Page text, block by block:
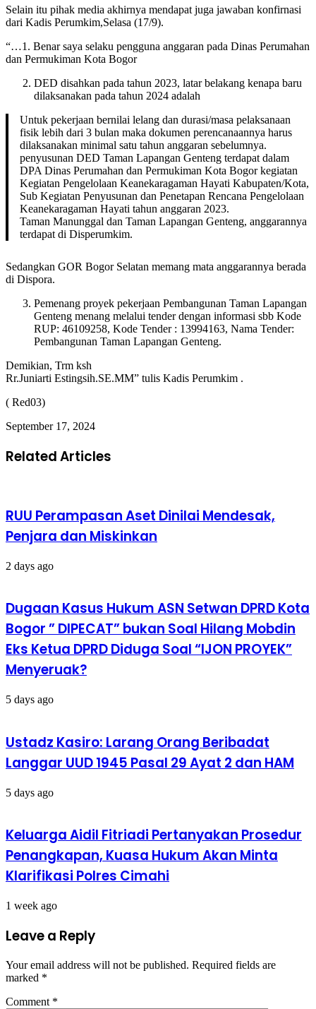
Selain itu pihak media akhirnya mendapat juga jawaban konfirnasi
dari Kadis Perumkim,Selasa (17/9).
“…1. Benar saya selaku pengguna anggaran pada Dinas Perumahan
dan Permukiman Kota Bogor
DED disahkan pada tahun 2023, latar belakang kenapa baru
dilaksanakan pada tahun 2024 adalah
Untuk pekerjaan bernilai lelang dan durasi/masa pelaksanaan
fisik lebih dari 3 bulan maka dokumen perencanaannya harus
dilaksanakan minimal satu tahun anggaran sebelumnya.
penyusunan DED Taman Lapangan Genteng terdapat dalam
DPA Dinas Perumahan dan Permukiman Kota Bogor kegiatan
Kegiatan Pengelolaan Keanekaragaman Hayati Kabupaten/Kota,
Sub Kegiatan Penyusunan dan Penetapan Rencana Pengelolaan
Keanekaragaman Hayati tahun anggaran 2023.
Taman Manunggal dan Taman Lapangan Genteng, anggarannya
terdapat di Disperumkim.
Sedangkan GOR Bogor Selatan memang mata anggarannya berada
di Dispora.
Pemenang proyek pekerjaan Pembangunan Taman Lapangan
Genteng menang melalui tender dengan informasi sbb Kode
RUP: 46109258, Kode Tender : 13994163, Nama Tender:
Pembangunan Taman Lapangan Genteng.
Demikian, Trm ksh
Rr.Juniarti Estingsih.SE.MM” tulis Kadis Perumkim .
( Red03)
September 17, 2024
Related Articles
RUU Perampasan Aset Dinilai Mendesak,
Penjara dan Miskinkan
2 days ago
Dugaan Kasus Hukum ASN Setwan DPRD Kota
Bogor ” DIPECAT” bukan Soal Hilang Mobdin
Eks Ketua DPRD Diduga Soal “IJON PROYEK”
Menyeruak?
5 days ago
Ustadz Kasiro: Larang Orang Beribadat
Langgar UUD 1945 Pasal 29 Ayat 2 dan HAM
5 days ago
Keluarga Aidil Fitriadi Pertanyakan Prosedur
Penangkapan, Kuasa Hukum Akan Minta
Klarifikasi Polres Cimahi
1 week ago
Leave a Reply
Your email address will not be published. Required fields are
marked *
Comment *